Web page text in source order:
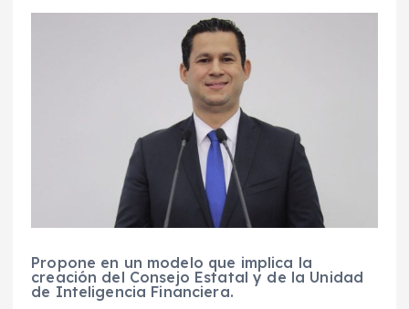
Propone en un modelo que implica la
creación del Consejo Estatal y de la Unidad
de Inteligencia Financiera.